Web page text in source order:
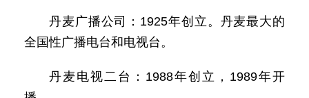
丹麦广播公司：1925年创立。丹麦最大的
全国性广播电台和电视台。
丹麦电视二台：1988年创立，1989年开